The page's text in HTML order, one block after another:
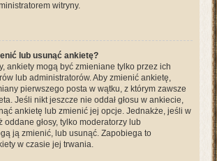
witryny.
lub usunąć ankietę?
ankiety mogą być zmieniane tylko przez ich
lub administratorów. Aby zmienić ankietę,
pierwszego posta w wątku, z którym zawsze
Jeśli nikt jeszcze nie oddał głosu w ankiecie,
ankietę lub zmienić jej opcje. Jednakże, jeśli w
oddane głosy, tylko moderatorzy lub
ją zmienić, lub usunąć. Zapobiega to
w czasie jej trwania.